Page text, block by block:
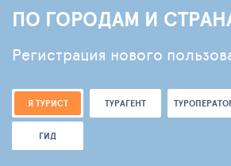
ПО ГОРОДАМ И
Регистрация нового
Я ТУРИСТ ТУРАГЕНТ
ГИД